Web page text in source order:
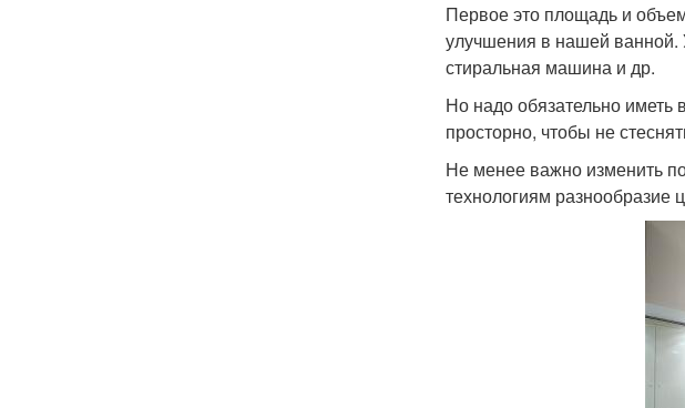
Первое это площадь и
улучшения в нашей ванной.
стиральная машина и др.
Но надо обязательно иметь
просторно, чтобы не
Не менее важно изменить
технологиям разнообразие